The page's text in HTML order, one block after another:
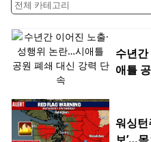
수년
애틀
워싱턴